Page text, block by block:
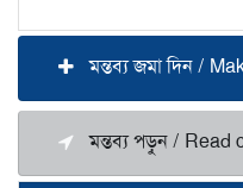
মন্তব্য জমা দিন /
মন্তব্য পড়ুন / Read